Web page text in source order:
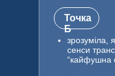
зрозуміла,
сенси
“кайфушна
Точка
Б